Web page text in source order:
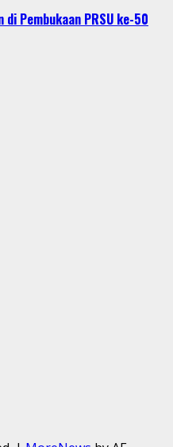
Pembukaan PRSU ke-50